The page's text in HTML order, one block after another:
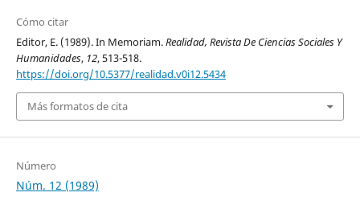
Cómo citar
Editor, E. (1989). In Memoriam.Realidad, Revista De Ciencias Sociales Y
Humanidades, 12, 513-518.
https://doi.org/10.5377/realidad.v0i12.5434
Más formatos de cita
Número
Núm. 12 (1989)